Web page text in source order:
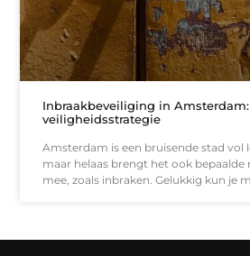
Inbraakbeveiliging in
veiligheidsstrategie
Amsterdam is een bruisende stad vol
maar helaas brengt het ook bepaalde
mee, zoals inbraken. Gelukkig kun je